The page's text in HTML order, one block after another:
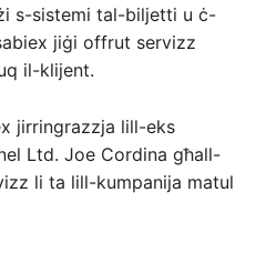
s-sistemi tal-biljetti u ċ-
jiġi offrut servizz
il-klijent.
jirringrazzja lill-eks
Ltd. Joe Cordina għall-
li ta lill-kumpanija matul